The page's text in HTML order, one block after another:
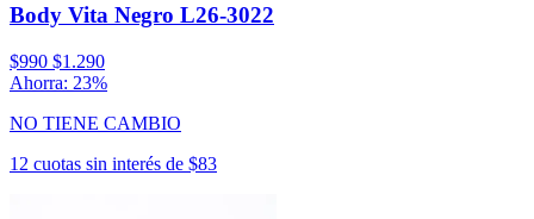
Body Vita Negro L26-3022
$990 $1.290
Ahorra: 23%
NO TIENE CAMBIO
12 cuotas sin interés de $83